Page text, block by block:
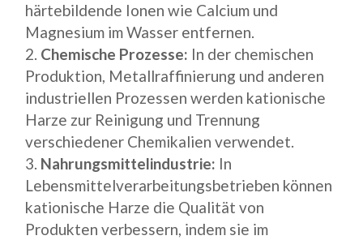
härtebildende Ionen wie Calcium und
Magnesium im Wasser entfernen.
Chemische Prozesse: In der chemischen
Produktion, Metallraffinierung und anderen
industriellen Prozessen werden kationische
Harze zur Reinigung und Trennung
verschiedener Chemikalien verwendet.
Nahrungsmittelindustrie: In
Lebensmittelverarbeitungsbetrieben können
kationische Harze die Qualität von
Produkten verbessern, indem sie im